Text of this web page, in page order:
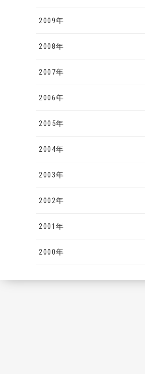
2009年
2008年
2007年
2006年
2005年
2004年
2003年
2002年
2001年
2000年